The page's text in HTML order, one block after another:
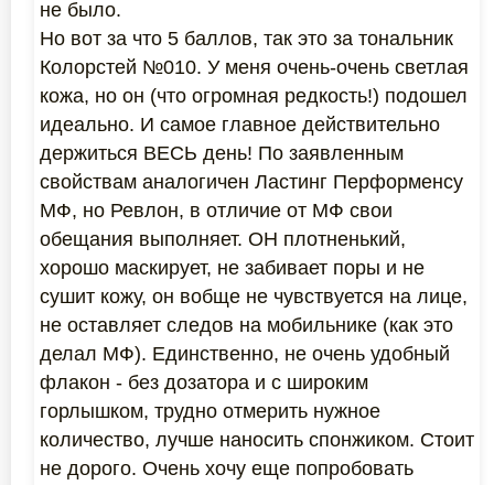
не было.
Но вот за что 5 баллов, так это за тональник
Колорстей №010. У меня очень-очень светлая
кожа, но он (что огромная редкость!) подошел
идеально. И самое главное действительно
держиться ВЕСЬ день! По заявленным
свойствам аналогичен Ластинг Перформенсу
МФ, но Ревлон, в отличие от МФ свои
обещания выполняет. ОН плотненький,
хорошо маскирует, не забивает поры и не
сушит кожу, он вобще не чувствуется на лице,
не оставляет следов на мобильнике (как это
делал МФ). Единственно, не очень удобный
флакон - без дозатора и с широким
горлышком, трудно отмерить нужное
количество, лучше наносить спонжиком. Стоит
не дорого. Очень хочу еще попробовать